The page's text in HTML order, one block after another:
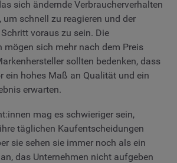
sich ändernde Verbraucherverhalten
um schnell zu reagieren und der
voraus zu sein. Die
mögen sich mehr nach dem Preis
sollten bedenken, dass
ein hohes Maß an Qualität und ein
erwarten.
mag es schwieriger sein,
täglichen Kaufentscheidungen
sie sehen sie immer noch als ein
das Unternehmen nicht aufgeben